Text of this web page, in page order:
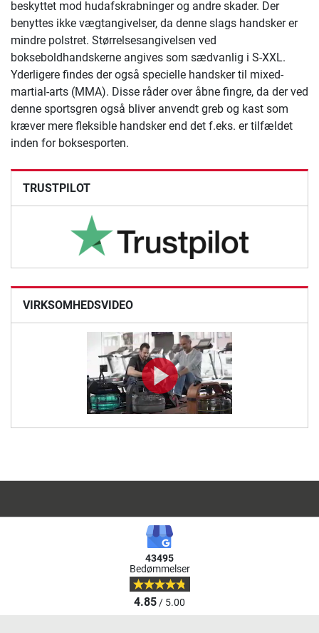
TRUSTPILOT
VIRKSOMHEDSVIDEO
beskyttet mod hudafskrabninger og andre skader. Der
benyttes ikke vægtangivelser, da denne slags handsker er
mindre polstret. Størrelsesangivelsen ved
bokseboldhandskerne angives som sædvanlig i S-XXL.
Yderligere findes der også specielle handsker til mixed-
martial-arts (MMA). Disse råder over åbne fingre, da der ved
denne sportsgren også bliver anvendt greb og kast som
kræver mere fleksible handsker end det f.eks. er tilfældet
inden for boksesporten.
43495
Bedømmelser
4.85/ 5.00